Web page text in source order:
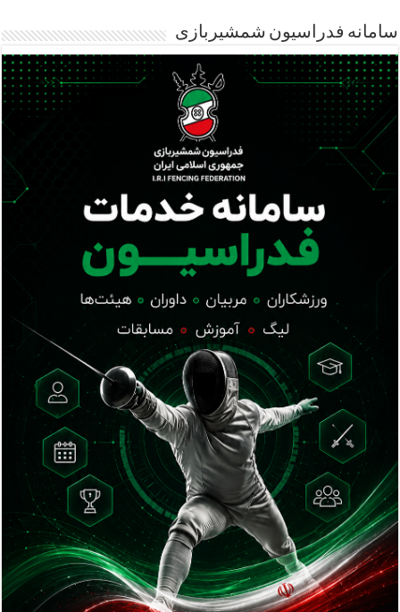
سامانه فدراسیون شمشیربازی